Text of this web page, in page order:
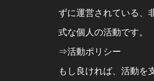
ずに運営されている、
式な個人の活動です。
⇒活動ポリシー
もし良ければ、活動を